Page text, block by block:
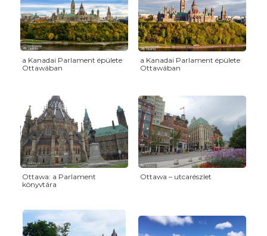
a Kanadai Parlament épülete
Ottawában
a Kanadai Parlament épülete
Ottawában
Ottawa: a Parlament
könyvtára
Ottawa – utcarészlet